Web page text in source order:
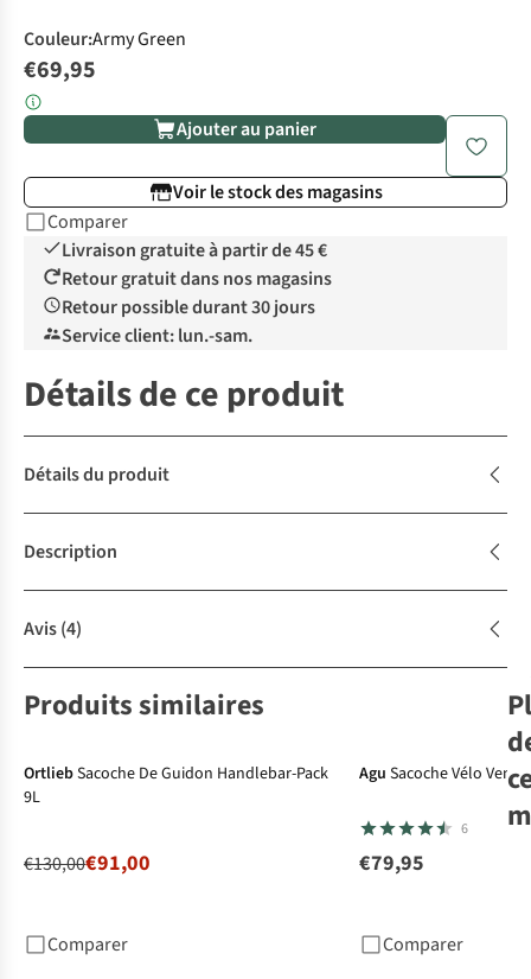
Couleur:Army Green
€69,95
Ajouter au panier
Voir le stock des magasins
Comparer
Livraison gratuite à partir de 45 €
Retour gratuit dans nos magasins
Retour possible durant 30 jours
Service client: lun.-sam.
Détails de ce produit
Détails du produit
Description
Avis(4)
Produits similaires
OrtliebSacoche De Guidon Handlebar-Pack
9L
€130,00€91,00
Comparer
Agu Sacoche Vélo
6
€79,95
Comparer